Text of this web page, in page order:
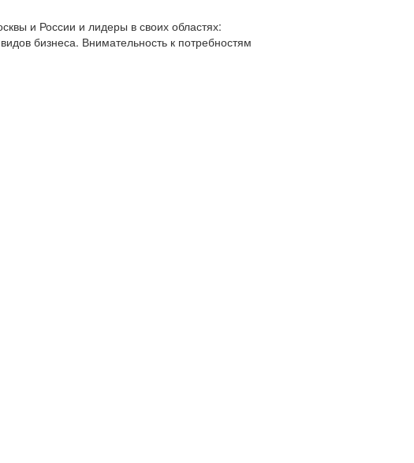
и России и лидеры в своих областях:
бизнеса. Внимательность к потребностям